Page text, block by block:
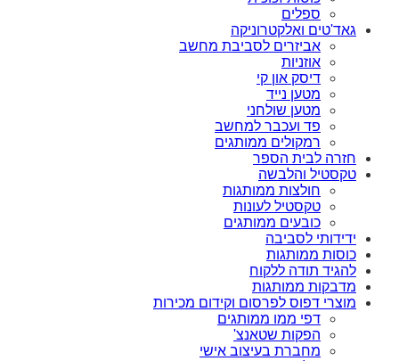
ספלים
גאד'טים ואלקטרוניקה
אביזרים לסביבת מחשב
אוזניות
דיסק און קי
מטען נייד
מטען שולחני
פד ועכבר למחשב
רמקולים ממותגים
חזרה לבית הספר
טקסטיל והלבשה
חולצות ממותגות
טקסטיל לעונות
כובעים ממותגים
ידידותי לסביבה
כוסות ממותגות
להגיד תודה ללקוח
מדבקות ממותגות
מוצרי דפוס לפרסום וקידום מכירות
דפי ממו ממותגים
הפקות שטאנצ'
מחברת בעיצוב אישי